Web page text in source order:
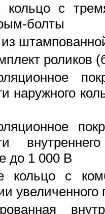
кольцо с
болты
роликов
наружного
до 1 000 В
кольцо с
увеличенного